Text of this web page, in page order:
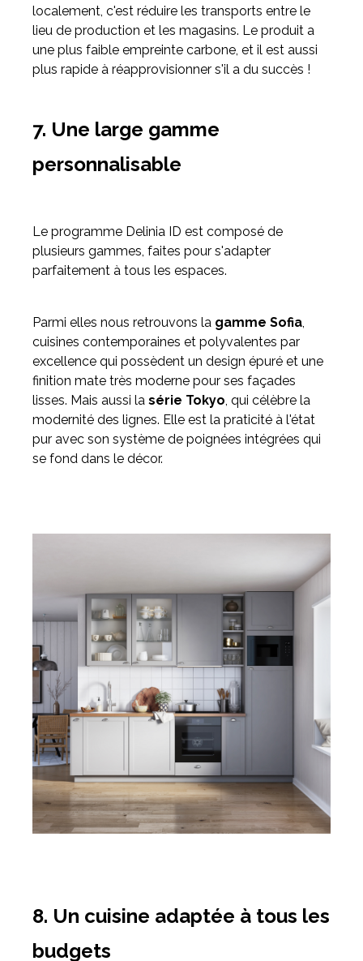
localement, c'est réduire les transports entre le
lieu de production et les magasins. Le produit a
une plus faible empreinte carbone, et il est aussi
plus rapide à réapprovisionner s'il a du succès !
7. Une large gamme
personnalisable
Le programme Delinia ID est composé de
plusieurs gammes, faites pour s'adapter
parfaitement à tous les espaces.
Parmi elles nous retrouvons la gamme Sofia,
cuisines contemporaines et polyvalentes par
excellence qui possèdent un design épuré et une
finition mate très moderne pour ses façades
lisses. Mais aussi la série Tokyo, qui célèbre la
modernité des lignes. Elle est la praticité à l'état
pur avec son système de poignées intégrées qui
se fond dans le décor.
8. Un cuisine adaptée à tous les
budgets